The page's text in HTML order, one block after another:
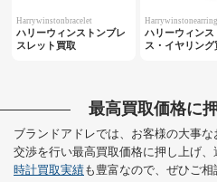
Harrywinstonbracelet
ハリーウィンストンブレ
スレット買取
ハリーウィンス
ス・イヤリング
最高買取価格に
ブランドアドレでは、お客様の大事
交渉を行い最高買取価格に押し上げ、
時計買取実績も豊富なので、ぜひご相